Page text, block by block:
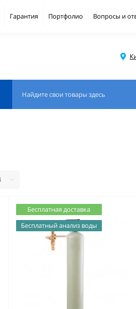
Гарантия Портфолио Вопросы и
Бесплатная доставка
Бесплатный анализ воды